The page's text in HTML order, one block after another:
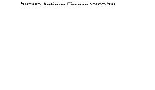
של המותג Antiqua Firenze בישראל.